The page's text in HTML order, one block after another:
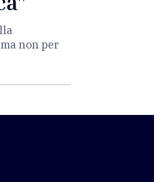
non per